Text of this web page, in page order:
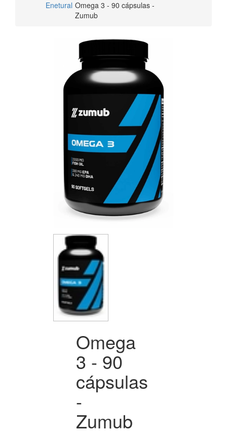
Enetural Omega 3 - 90 cápsulas -
Zumub
Omega
3 - 90
cápsulas
-
Zumub